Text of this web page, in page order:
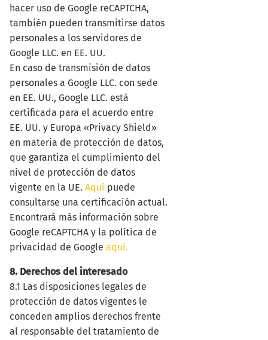
hacer uso de Google reCAPTCHA,
también pueden transmitirse datos
personales a los servidores de
Google LLC. en EE. UU.
En caso de transmisión de datos
personales a Google LLC. con sede
en EE. UU., Google LLC. está
certificada para el acuerdo entre
EE. UU. y Europa «Privacy Shield»
en materia de protección de datos,
que garantiza el cumplimiento del
nivel de protección de datos
vigente en la UE. Aquí puede
consultarse una certificación actual.
Encontrará más información sobre
Google reCAPTCHA y la política de
privacidad de Google aquí.
8. Derechos del interesado
8.1 Las disposiciones legales de
protección de datos vigentes le
conceden amplios derechos frente
al responsable del tratamiento de